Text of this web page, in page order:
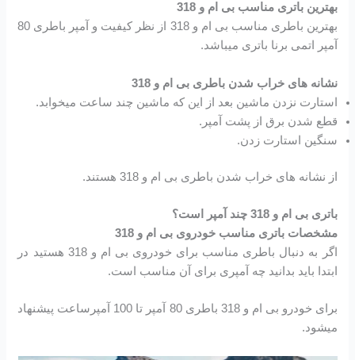
بهترین باتری مناسب بی ام و 318
بهترین باطری مناسب بی ام و 318 از نظر کیفیت و آمپر باطری 80
آمپر اتمی برنا باتری میباشد.
نشانه های خراب شدن باطری بی ام و 318
استارت نزدن ماشین بعد از این که ماشین چند ساعت میخوابد.
قطع شدن برق از پشت آمپر.
سنگین استارت زدن.
از نشانه های خراب شدن باطری بی ام و 318 هستند.
باتری بی ام و 318 چند آمپر است؟
مشخصات باتری مناسب خودروی بی ام و 318
اگر به دنبال باطری مناسب برای خودروی بی ام و 318 هستید در
ابتدا باید بدانید چه آمپری برای آن مناسب است.
برای خودرو بی ام و 318 باطری 80 آمپر تا 100 آمپرساعت پیشنهاد
میشود.